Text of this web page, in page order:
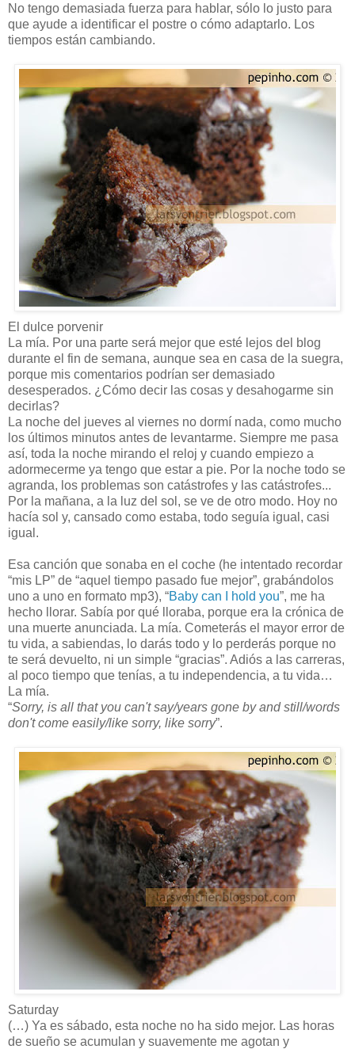
No tengo demasiada fuerza para hablar, sólo lo justo para
que ayude a identificar el postre o cómo adaptarlo. Los
tiempos están cambiando.
El dulce porvenir
La mía. Por una parte será mejor que esté lejos del blog
durante el fin de semana, aunque sea en casa de la suegra,
porque mis comentarios podrían ser demasiado
desesperados. ¿Cómo decir las cosas y desahogarme sin
decirlas?
La noche del jueves al viernes no dormí nada, como mucho
los últimos minutos antes de levantarme. Siempre me pasa
así, toda la noche mirando el reloj y cuando empiezo a
adormecerme ya tengo que estar a pie. Por la noche todo se
agranda, los problemas son catástrofes y las catástrofes...
Por la mañana, a la luz del sol, se ve de otro modo. Hoy no
hacía sol y, cansado como estaba, todo seguía igual, casi
igual.
Esa canción que sonaba en el coche (he intentado recordar
“mis LP” de “aquel tiempo pasado fue mejor”, grabándolos
uno a uno en formato mp3), “Baby can I hold you”, me ha
hecho llorar. Sabía por qué lloraba, porque era la crónica de
una muerte anunciada. La mía. Cometerás el mayor error de
tu vida, a sabiendas, lo darás todo y lo perderás porque no
te será devuelto, ni un simple “gracias”. Adiós a las carreras,
al poco tiempo que tenías, a tu independencia, a tu vida…
La mía.
“Sorry, is all that you can't say/years gone by and still/words
don't come easily/like sorry, like sorry”.
Saturday
(…) Ya es sábado, esta noche no ha sido mejor. Las horas
de sueño se acumulan y suavemente me agotan y